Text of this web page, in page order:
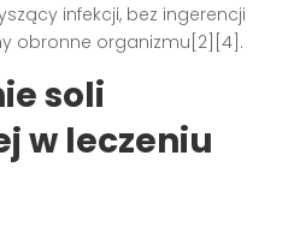
infekcji, bez ingerencji
obronne organizmu[2][4].
soli
w leczeniu